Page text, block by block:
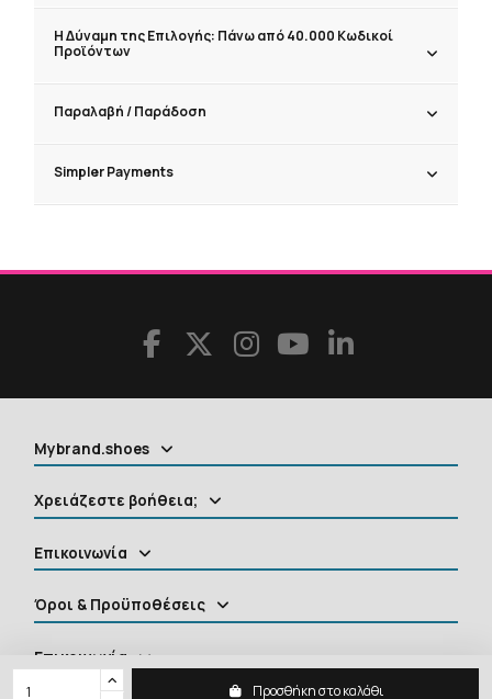
Προσθήκη στο καλάθι
Η Δύναμη της Επιλογής: Πάνω από 40.000 Κωδικοί
Προϊόντων
Παραλαβή / Παράδoση
Simpler Payments
Mybrand.shoes
Χρειάζεστε βοήθεια;
Επικοινωνία
Όροι & Προϋποθέσεις
Επικοινωνία